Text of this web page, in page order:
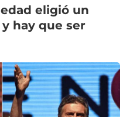
eligió un
hay que ser